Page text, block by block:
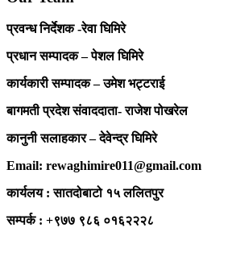
प्रवन्ध निर्देशक -रेवा घिमिरे
प्रधान सम्पादक – पेशल घिमिरे
कार्यकारी सम्पादक – उमेश भट्टराई
बागमती प्रदेश संवाददाता- राजेश पोखरेल
कानुनी सलाहकार – देवेन्द्र घिमिरे
Email: rewaghimire011@gmail.com
कार्यलय : सातदोबाटो १५ ललितपुर
सम्पर्क : +९७७ ९८६ ०१६२२२८